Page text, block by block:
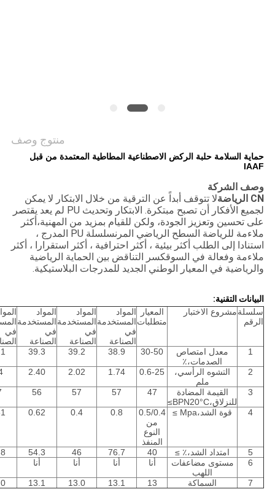
منتوج وصف
حماية السلامة حلبة الركض الاصطناعية المطاطية المعتمدة من قبل
IAAF
وصف الشركة
CN الرياضة
لا تتوقف أبداً عن الترقية من خلال الابتكار لا يمكن
لجميع الأفكار أن تصبح مبتكرة. الابتكار وتحديث PU لم يعد يقتصر
على تحسين وتعزيز الجودة، ولكن للقيام بمزيد من المهنية،أكثر
ملاءمة للرياضة السطح الرياضي المرنسلسلة PU المدرج ،
استنادا إلى الطلب أكثر بيئية ، أكثر احترافية ، أكثر استقرارا ، أكثر
ملاءمة وفعالة في السوقكسر التناقض بين الحماية الرياضية
والرياضية في المعيار الوطني الجديد للمدرجات البلاستيكية.
البيانات التقنية:
سلسلة
الرقم
مشروع الاختبار
المعيار
متطلبات
المواد
المستخدمة
في
الصناعة
المواد
المستخدمة
في
الصناعة
المواد
المستخدمة
في
الصناعة
في
1
معدل امتصاص
الصدمات،٪
30-50
38.9
39.2
39.3
2
التشوه الرأسي،
ملم
0.6-25
1.74
2.02
2.40
3
القيمة المضادة
للنزلاق،BPN20°C≥
47
57
57
56
4 قوة الشد،Mpa ≥
0.5/0.4
من
النوع
المنفذ
0.8
0.4
0.62
5 امتداد الشد،٪ ≥ 40
76.7
46
54.3
6
مستوى مضاعفات
اللهب
أنا أنا أنا أنا
7 السماكة 13
13.1
13.0
13.1